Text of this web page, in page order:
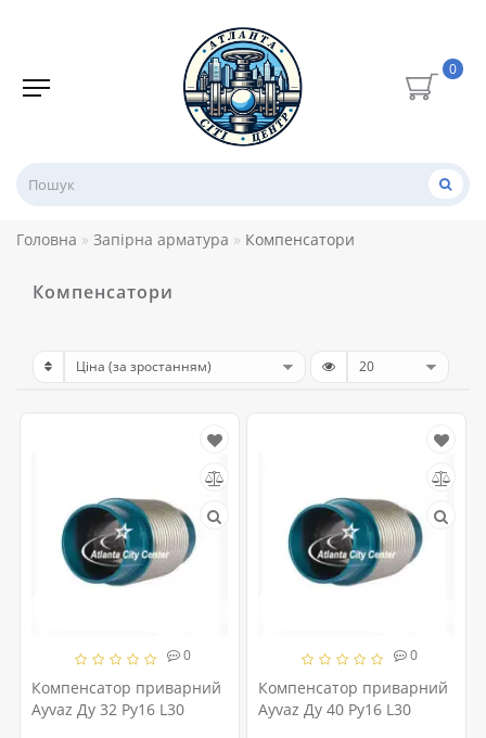
0
Головна Запірна арматура Компенсатори
Компенсатори
0
Компенсатор приварний
Ayvaz Ду 32 Ру16 L30
0
Компенсатор приварний
Ayvaz Ду 40 Ру16 L30